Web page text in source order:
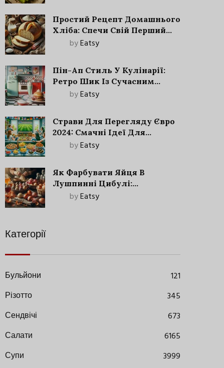
Простий Рецепт Домашнього
Хліба: Спечи Свій Перший
Запашний Хліб!
byEatsy
Пін-Ап Стиль У Кулінарії:
Ретро Шик Із Сучасним
Акцентом
byEatsy
Страви Для Перегляду Євро
2024: Смачні Ідеї Для
Футбольного Свята
byEatsy
Як Фарбувати Яйця В
Лушпинні Цибулі:
Старовинний Метод З
byEatsy
Категорії
Бульйони
121
Різотто
345
Сендвічі
673
Салати
6165
Супи
3999